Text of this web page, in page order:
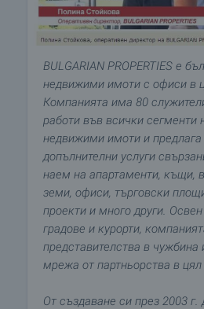
BULGARIAN PROPERTIES е
недвижими имоти с офиси в
Компанията има 80
работи във всички сегменти
недвижими имоти и предлага
допълнителни услуги
наем на апартаменти, къщи,
земи, офиси, търговски
проекти и много други.
градове и курорти,
представителства в чужбина
мрежа от партньорства в цял
От създаване си през 2003 г.